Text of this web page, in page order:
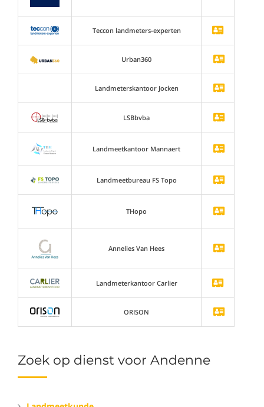
Zoek op dienst voor Andenne
Teccon landmeters-experten
Urban360
Landmeterskantoor Jocken
LSBbvba
Landmeetkantoor Mannaert
Landmeetbureau FS Topo
THopo
Annelies Van Hees
Landmeterkantoor Carlier
ORISON